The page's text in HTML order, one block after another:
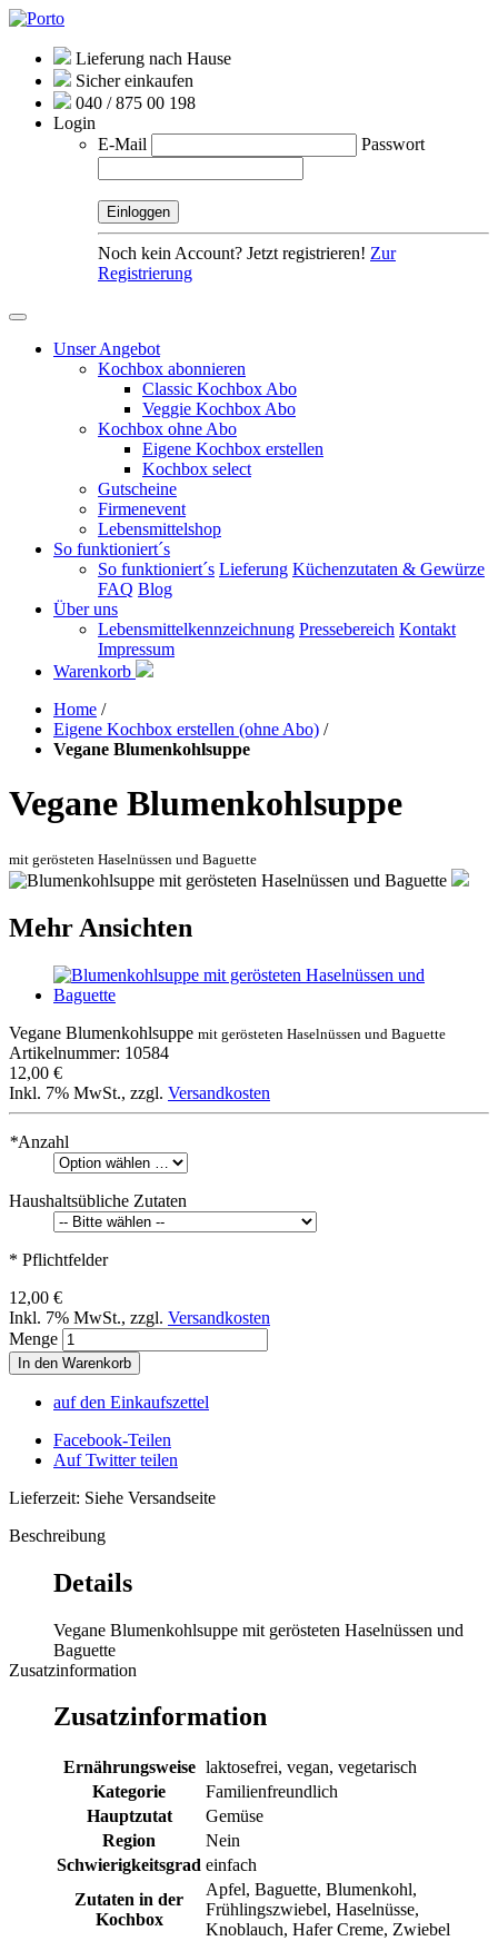
Lieferung nach Hause
Sicher einkaufen
040 / 875 00 198
Login
E-Mail
Passwort
Noch kein Account? Jetzt registrieren! Zur
Registrierung
Unser Angebot
Kochbox abonnieren
Classic Kochbox Abo
Veggie Kochbox Abo
Kochbox ohne Abo
Eigene Kochbox erstellen
Kochbox select
Gutscheine
Firmenevent
Lebensmittelshop
So funktioniert´s
So funktioniert´s Lieferung Küchenzutaten & Gewürze
FAQ Blog
Über uns
Lebensmittelkennzeichnung Pressebereich Kontakt
Impressum
Warenkorb
Home /
Eigene Kochbox erstellen (ohne Abo) /
Vegane Blumenkohlsuppe
Vegane Blumenkohlsuppe
mit gerösteten Haselnüssen und Baguette
Mehr Ansichten
Vegane Blumenkohlsuppe mit gerösteten Haselnüssen und Baguette
Artikelnummer: 10584
12,00 €
Inkl. 7% MwSt., zzgl. Versandkosten
*Anzahl
Haushaltsübliche Zutaten
* Pflichtfelder
12,00 €
Inkl. 7% MwSt., zzgl. Versandkosten
Menge
In den Warenkorb
auf den Einkaufszettel
Facebook-Teilen
Auf Twitter teilen
Lieferzeit: Siehe Versandseite
Beschreibung
Details
Vegane Blumenkohlsuppe mit gerösteten Haselnüssen und
Baguette
Zusatzinformation
Zusatzinformation
Ernährungsweise laktosefrei, vegan, vegetarisch
Kategorie
Familienfreundlich
Hauptzutat
Gemüse
Region
Nein
Schwierigkeitsgrad einfach
Zutaten in der
Kochbox
Apfel, Baguette, Blumenkohl,
Frühlingszwiebel, Haselnüsse,
Knoblauch, Hafer Creme, Zwiebel